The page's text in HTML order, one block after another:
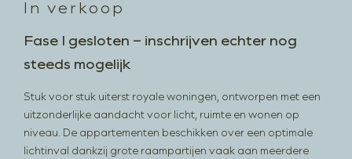
Duurzaamheid
Woningzoeker
Aanbod
Downloads
Interieur
Private banking
Veelgestelde vragen
In verkoop
Fase I gesloten – inschrijven echter nog
steeds mogelijk
Stuk voor stuk uiterst royale woningen, ontworpen met een
uitzonderlijke aandacht voor licht, ruimte en wonen op
niveau. De appartementen beschikken over een optimale
lichtinval dankzij grote raampartijen vaak aan meerdere